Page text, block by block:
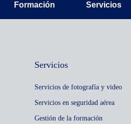
Formación Servicios
Servicios
Servicios de fotografía y video
Servicios en seguridad aérea
Gestión de la formación